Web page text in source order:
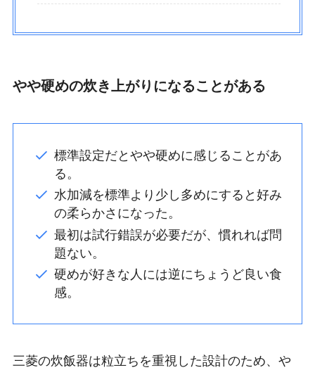
やや硬めの炊き上がりになることがある
標準設定だとやや硬めに感じることがあ
る。
水加減を標準より少し多めにすると好み
の柔らかさになった。
最初は試行錯誤が必要だが、慣れれば問
題ない。
硬めが好きな人には逆にちょうど良い食
感。
三菱の炊飯器は粒立ちを重視した設計のため、や